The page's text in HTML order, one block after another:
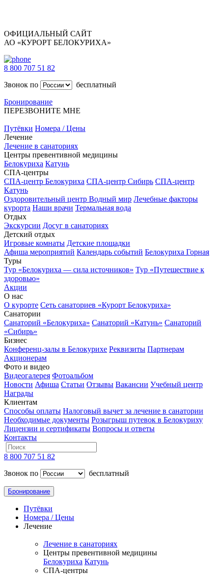
ОФИЦИАЛЬНЫЙ САЙТ
АО «КУРОРТ БЕЛОКУРИХА»
8 800 707 51 82
Звонок по
бесплатный
Бронирование
ПЕРЕЗВОНИТЕ МНЕ
Путёвки Номера / Цены
Лечение
Лечение в санаториях
Центры превентивной медицины
Белокуриха Катунь
СПА-центры
СПА-центр Белокуриха СПА-центр Сибирь СПА-центр
Катунь
Оздоровительный центр Водный мир Лечебные факторы
курорта Наши врачи Термальная вода
Отдых
Экскурсии Досуг в санаториях
Детский отдых
Игровые комнаты Детские площадки
Афиша мероприятий Календарь событий Белокуриха Горная
Туры
Тур «Белокуриха — сила источников» Тур «Путешествие к
здоровью»
Акции
О нас
О курорте Сеть санаториев «Курорт Белокуриха»
Санатории
Санаторий «Белокуриха» Санаторий «Катунь» Санаторий
«Сибирь»
Бизнес
Конференц-залы в Белокурихе Реквизиты Партнерам
Акционерам
Фото и видео
Видеогалерея Фотоальбом
Новости Афиша Статьи Отзывы Вакансии Учебный центр
Награды
Клиентам
Способы оплаты Налоговый вычет за лечение в санатории
Необходимые документы Розыгрыш путевок в Белокуриху
Лицензии и сертификаты Вопросы и ответы
Контакты
8 800 707 51 82
Звонок по
бесплатный
Бронирование
Путёвки
Номера / Цены
Лечение
Лечение в санаториях
Центры превентивной медицины
Белокуриха Катунь
СПА-центры